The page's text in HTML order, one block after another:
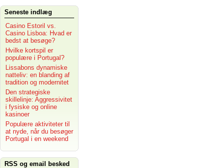
Seneste indlæg
Casino Estoril vs.
Casino Lisboa: Hvad er
bedst at besøge?
Hvilke kortspil er
populære i Portugal?
Lissabons dynamiske
natteliv: en blanding af
tradition og modernitet
Den strategiske
skillelinje: Aggressivitet
i fysiske og online
kasinoer
Populære aktiviteter til
at nyde, når du besøger
Portugal i en weekend
RSS og email besked